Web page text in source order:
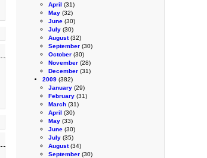
April (31)
May (32)
June (30)
July (30)
August(32)
September (30)
October (30)
November (28)
December (31)
2009 (382)
January (29)
February (31)
March (31)
April (30)
May (33)
June (30)
July (35)
August(34)
September (30)